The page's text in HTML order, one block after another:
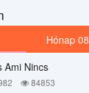
Hónap 08
Ami Nincs
84853